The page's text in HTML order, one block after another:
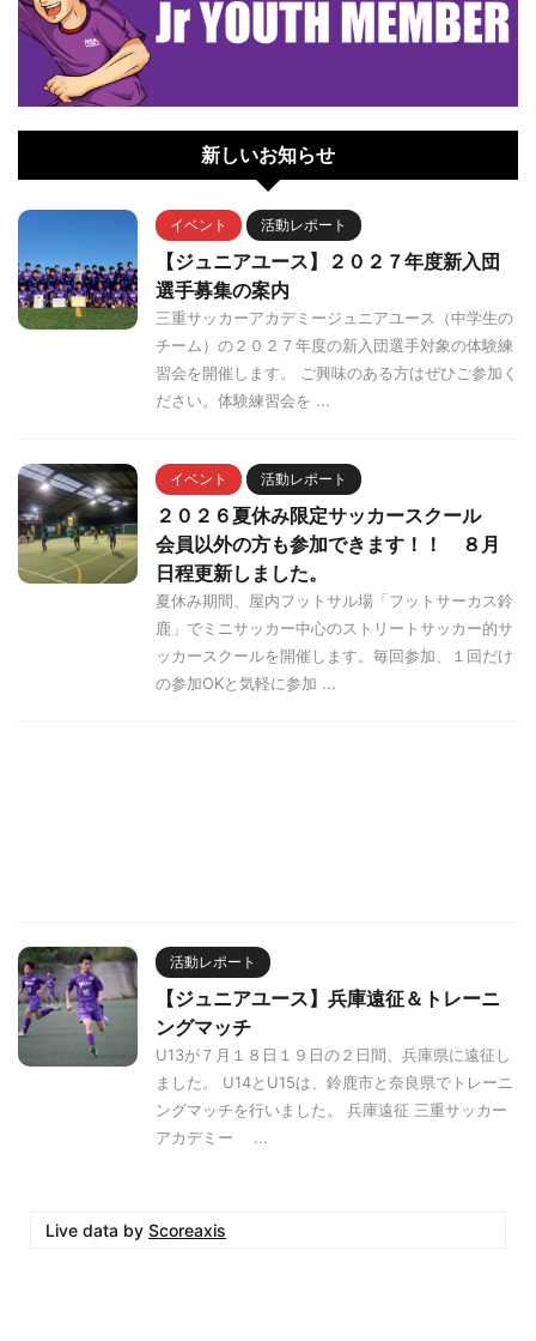
新しいお知らせ
イベント 活動レポート
【ジュニアユース】２０２７年度新入団
選手募集の案内
三重サッカーアカデミージュニアユース（中学生の
チーム）の２０２７年度の新入団選手対象の体験練
習会を開催します。 ご興味のある方はぜひご参加く
ださい。体験練習会を ...
イベント 活動レポート
２０２６夏休み限定サッカースクール
会員以外の方も参加できます！！ ８月
日程更新しました。
夏休み期間、屋内フットサル場「フットサーカス鈴
鹿」でミニサッカー中心のストリートサッカー的サ
ッカースクールを開催します。毎回参加、１回だけ
の参加OKと気軽に参加 ...
活動レポート
【ジュニアユース】兵庫遠征＆トレーニ
ングマッチ
U13が７月１８日１９日の２日間、兵庫県に遠征し
ました。 U14とU15は、鈴鹿市と奈良県でトレーニ
ングマッチを行いました。 兵庫遠征 三重サッカー
アカデミー ...
Live data by Scoreaxis